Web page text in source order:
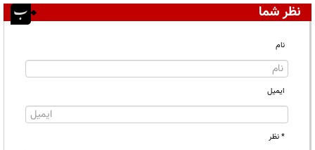
نظر شما
نام
ایمیل
* نظر